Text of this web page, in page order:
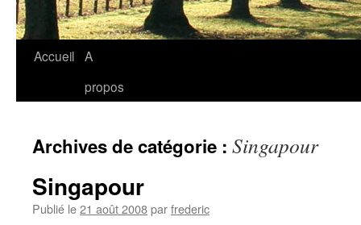
Accueil A
propos
Archives de catégorie : Singapour
Singapour
Publié le21 août 2008parfrederic